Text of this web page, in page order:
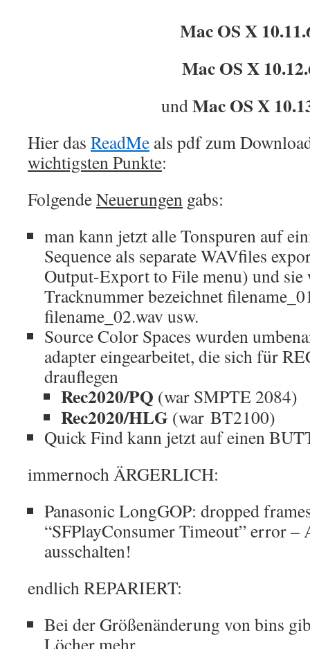
Mac OS X
Mac OS X
undMac OS X
Hier das ReadMe als pdf zum
wichtigsten Punkte:
FolgendeNeuerungen gabs:
man kann jetzt alle Tonspuren auf
Sequence als separate WAVfiles
Output-Export to File menu) und sie
Tracknummer bezeichnet
filename_02.wav usw.
Source Color Spaces wurden
adapter eingearbeitet, die sich für
drauflegen
Rec2020/PQ (war SMPTE 2084)
Rec2020/HLG (war BT2100)
Quick Find kann jetzt auf einen
immernoch ÄRGERLICH:
Panasonic LongGOP: dropped
“SFPlayConsumer Timeout” error –
ausschalten!
endlich REPARIERT:
Bei der Größenänderung von bins
Löcher mehr